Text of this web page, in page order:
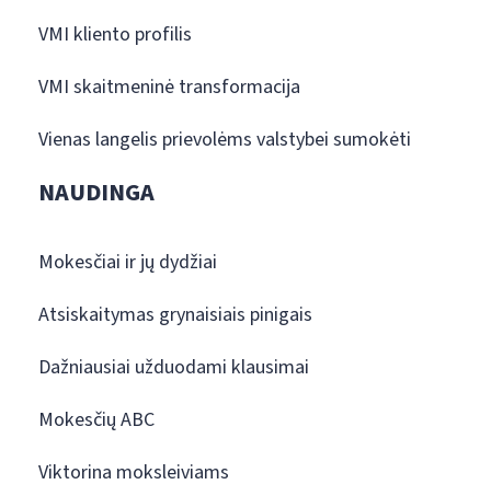
VMI kliento profilis
VMI skaitmeninė transformacija
Vienas langelis prievolėms valstybei sumokėti
NAUDINGA
Mokesčiai ir jų dydžiai
Atsiskaitymas grynaisiais pinigais
Dažniausiai užduodami klausimai
Mokesčių ABC
Viktorina moksleiviams